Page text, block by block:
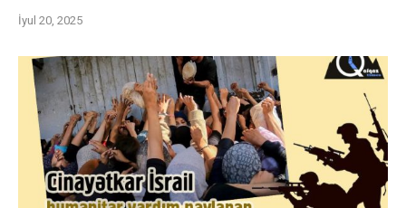
İyul 20, 2025